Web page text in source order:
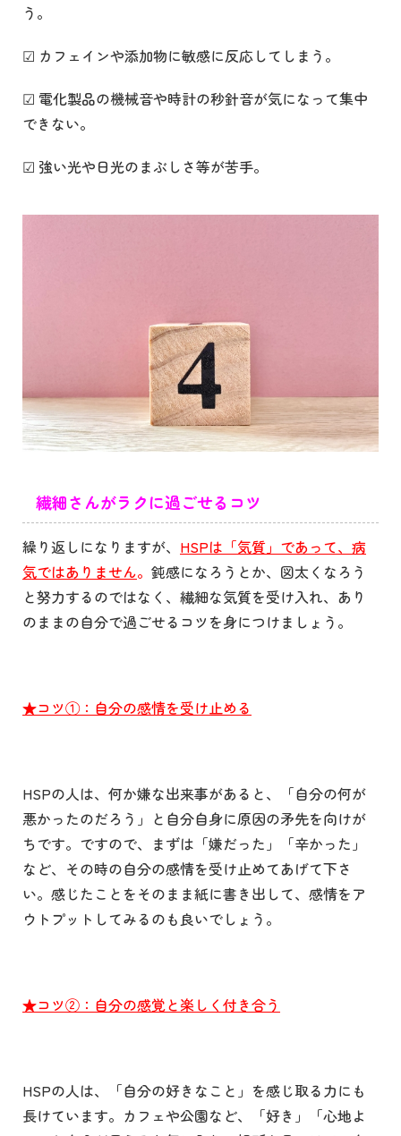
う。
☑ カフェインや添加物に敏感に反応してしまう。
☑ 電化製品の機械音や時計の秒針音が気になって集中
できない。
☑ 強い光や日光のまぶしさ等が苦手。
繊細さんがラクに過ごせるコツ
繰り返しになりますが、 HSPは「気質」であって、病
気ではありません。 鈍感になろうとか、図太くなろう
と努力するのではなく、繊細な気質を受け入れ、あり
のままの自分で過ごせるコツを身につけましょう。
★コツ①：自分の感情を受け止める
HSPの人は、何か嫌な出来事があると、「自分の何が
悪かったのだろう」と自分自身に原因の矛先を向けが
ちです。ですので、まずは「嫌だった」「辛かった」
など、その時の自分の感情を受け止めてあげて下さ
い。感じたことをそのまま紙に書き出して、感情をア
ウトプットしてみるのも良いでしょう。
★コツ②：自分の感覚と楽しく付き合う
HSPの人は、「自分の好きなこと」を感じ取る力にも
長けています。カフェや公園など、「好き」「心地よ